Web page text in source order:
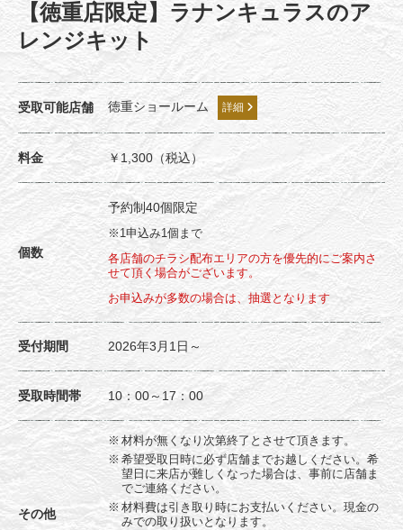
【徳重店限定】ラナンキュラスのア
レンジキット
受取可能店舗 徳重ショールーム 詳細
料金 ￥1,300（税込）
個数
予約制40個限定
※1申込み1個まで
各店舗のチラシ配布エリアの方を優先的にご案内さ
せて頂く場合がございます。
お申込みが多数の場合は、抽選となります
受付期間 2026年3月1日～
受取時間帯 10：00～17：00
その他
材料が無くなり次第終了とさせて頂きます。
希望受取日時に必ず店舗までお越しください。希
望日に来店が難しくなった場合は、事前に店舗ま
でご連絡ください。
材料費は引き取り時にお支払いください。現金の
みでの取り扱いとなります。